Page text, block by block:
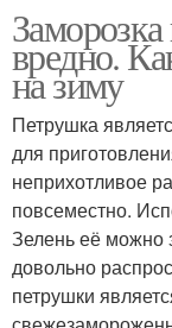
вредно.
на зиму
Петрушка
для
неприхотливое
повсеместно.
Зелень её можно
довольно
петрушки